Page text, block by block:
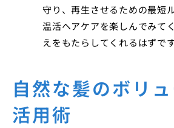
守り、再生させるための最短
温活ヘアケアを楽しんでみて
えをもたらしてくれるはずです
自然な髪のボリ
活用術